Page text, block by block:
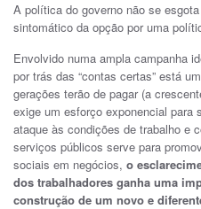
A política do governo não se
sintomático da opção por uma
Envolvido numa ampla campanha
por trás das “contas certas” está
gerações terão de pagar (a
exige um esforço exponencial para
ataque às condições de trabalho e
serviços públicos serve para
sociais em negócios, o
dos trabalhadores ganha uma
construção de um novo e